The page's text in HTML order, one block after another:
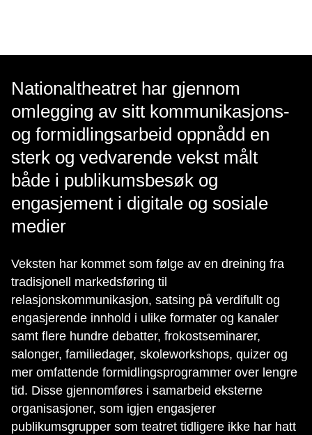
Nationaltheatret har gjennom
omlegging av sitt kommunikasjons-
og formidlingsarbeid oppnådd en
sterk og vedvarende vekst målt
både i publikumsbesøk og
engasjement i digitale og sosiale
medier
Veksten har kommet som følge av en dreining fra
tradisjonell markedsføring til
relasjonskommunikasjon, satsing på verdifullt og
engasjerende innhold i ulike formater og kanaler
samt flere hundre debatter, frokostseminarer,
salonger, familiedager, skoleworkshops, quizer og
mer omfattende formidlingsprogrammer over lengre
tid. Disse gjennomføres i samarbeid eksterne
organisasjoner, som igjen engasjerer
publikumsgrupper som teatret tidligere ikke har hatt